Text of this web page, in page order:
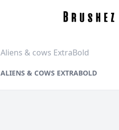
Aliens & cows ExtraBold
ALIENS & COWS EXTRABOLD